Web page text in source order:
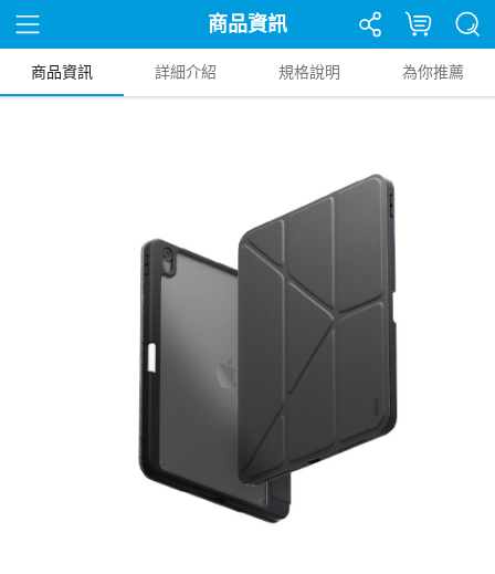
商品資訊
商品資訊 詳細介紹 規格說明 為你推薦